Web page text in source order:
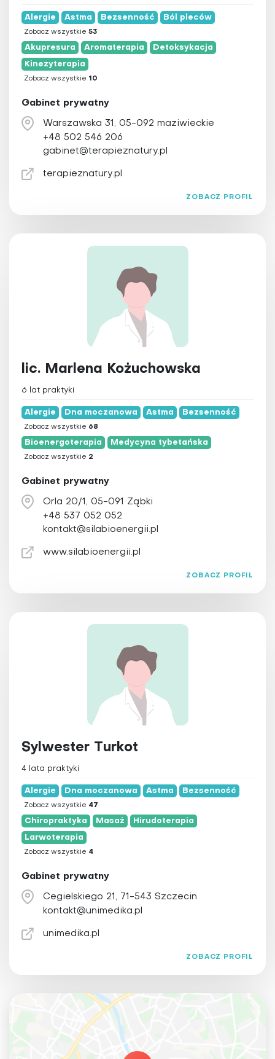
Alergie Astma Bezsenność Ból pleców
Zobacz wszystkie 53
Akupresura Aromaterapia Detoksykacja
Kinezyterapia
Zobacz wszystkie 10
Gabinet prywatny
Warszawska 31, 05-092 maziwieckie
+48 502 546 206
gabinet@terapieznatury.pl
terapieznatury.pl
ZOBACZ PROFIL
lic. Marlena Kożuchowska
6 lat praktyki
Alergie Dna moczanowa Astma Bezsenność
Zobacz wszystkie 68
Bioenergoterapia Medycyna tybetańska
Zobacz wszystkie 2
Gabinet prywatny
Orla 20/1, 05-091 Ząbki
+48 537 052 052
kontakt@silabioenergii.pl
www.silabioenergii.pl
ZOBACZ PROFIL
Sylwester Turkot
4 lata praktyki
Alergie Dna moczanowa Astma Bezsenność
Zobacz wszystkie 47
Chiropraktyka Masaż Hirudoterapia
Larwoterapia
Zobacz wszystkie 4
Gabinet prywatny
Cegielskiego 21, 71-543 Szczecin
kontakt@unimedika.pl
unimedika.pl
ZOBACZ PROFIL